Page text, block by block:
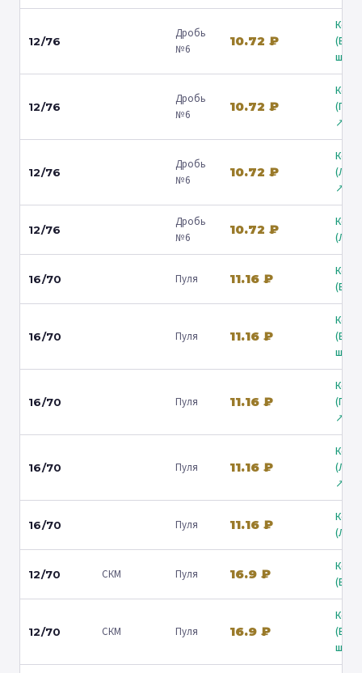
12/76
Дробь
№6
10.72 ₽
ш.) ↗
12/76
Дробь
№6
10.72 ₽
↗
12/76
Дробь
№6
10.72 ₽
↗
12/76
Дробь
№6
10.72 ₽
16/70 Пуля 11.16 ₽
16/70 Пуля 11.16 ₽
ш.) ↗
16/70 Пуля 11.16 ₽
↗
16/70 Пуля 11.16 ₽
↗
16/70 Пуля 11.16 ₽
12/70 СКМ Пуля 16.9 ₽
12/70 СКМ Пуля 16.9 ₽
ш.) ↗